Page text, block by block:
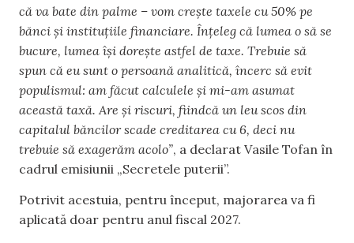
că va bate din palme – vom crește taxele cu 50% pe
bănci și instituțiile financiare. Înțeleg că lumea o să se
bucure, lumea își dorește astfel de taxe. Trebuie să
spun că eu sunt o persoană analitică, încerc să evit
populismul: am făcut calculele și mi-am asumat
această taxă. Are și riscuri, fiindcă un leu scos din
capitalul băncilor scade creditarea cu 6, deci nu
trebuie să exagerăm acolo”, a declarat Vasile Tofan în
cadrul emisiunii „Secretele puterii”.
Potrivit acestuia, pentru început, majorarea va fi
aplicată doar pentru anul fiscal 2027.